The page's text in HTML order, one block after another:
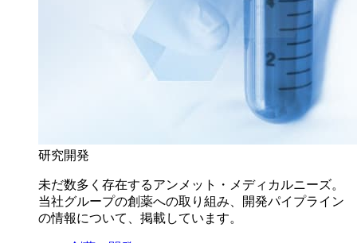
研究開発
未だ数多く存在するアンメット・メディカルニーズ。
当社グループの創薬への取り組み、開発パイプライン
の情報について、掲載しています。